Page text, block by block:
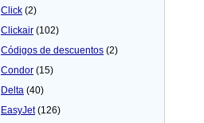
Click (2)
Clickair (102)
Códigos de descuentos (2)
Condor (15)
Delta (40)
EasyJet(126)